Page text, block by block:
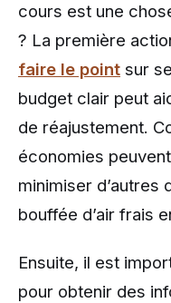
cours est une
? La première
faire le point sur
budget clair peut
de réajustement.
économies
minimiser d’autres
bouffée d’air frais
Ensuite, il est
pour obtenir des